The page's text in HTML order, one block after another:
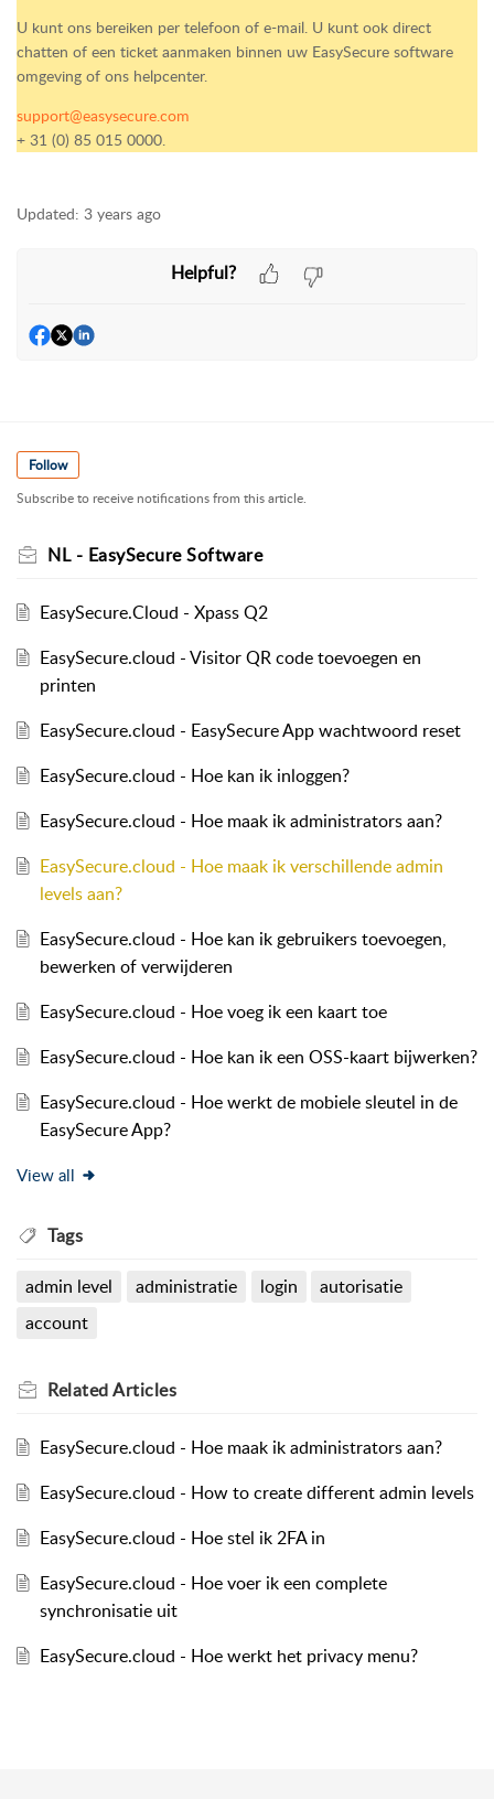
U kunt ons bereiken per telefoon of e-mail. U kunt ook direct
chatten of een ticket aanmaken binnen uw EasySecure software
omgeving of ons helpcenter.
support@easysecure.com
+ 31 (0) 85 015 0000.
Updated: 3 years ago
Helpful?
Follow
Subscribe to receive notifications from this article.
NL - EasySecure Software
EasySecure.Cloud - Xpass Q2
EasySecure.cloud - Visitor QR code toevoegen en
printen
EasySecure.cloud - EasySecure App wachtwoord reset
EasySecure.cloud - Hoe kan ik inloggen?
EasySecure.cloud - Hoe maak ik administrators aan?
EasySecure.cloud - Hoe maak ik verschillende admin
levels aan?
EasySecure.cloud - Hoe kan ik gebruikers toevoegen,
bewerken of verwijderen
EasySecure.cloud - Hoe voeg ik een kaart toe
EasySecure.cloud - Hoe kan ik een OSS-kaart bijwerken?
EasySecure.cloud - Hoe werkt de mobiele sleutel in de
EasySecure App?
View all
Tags
admin level administratie login
autorisatie
account
RelatedArticles
EasySecure.cloud - Hoe maak ik administrators aan?
EasySecure.cloud - How to create different admin levels
EasySecure.cloud - Hoe stel ik 2FA in
EasySecure.cloud - Hoe voer ik een complete
synchronisatie uit
EasySecure.cloud - Hoe werkt het privacy menu?